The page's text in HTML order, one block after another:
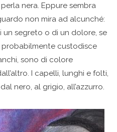
nera. Eppure sembra
non mira ad alcunché:
un segreto o di un dolore, se
probabilmente custodisce
sono di colore
I capelli, lunghi e folti,
nero, al grigio, all’azzurro.